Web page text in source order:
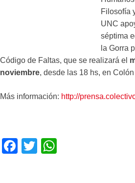
Filosofía
UNC
séptima
la Gorra
Código de Faltas, que se realizará el
noviembre, desde las 18 hs, en
Más información: http://
F
T